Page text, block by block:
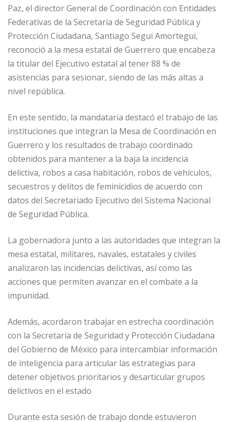
Paz, el director General de Coordinación con Entidades
Federativas de la Secretaría de Seguridad Pública y
Protección Ciudadana, Santiago Segui Amortegui,
reconoció a la mesa estatal de Guerrero que encabeza
la titular del Ejecutivo estatal al tener 88 % de
asistencias para sesionar, siendo de las más altas a
nivel república.
En este sentido, la mandataria destacó el trabajo de las
instituciones que integran la Mesa de Coordinación en
Guerrero y los resultados de trabajo coordinado
obtenidos para mantener a la baja la incidencia
delictiva, robos a casa habitación, robos de vehículos,
secuestros y delitos de feminicidios de acuerdo con
datos del Secretariado Ejecutivo del Sistema Nacional
de Seguridad Pública.
La gobernadora junto a las autoridades que integran la
mesa estatal, militares, navales, estatales y civiles
analizaron las incidencias delictivas, así como las
acciones que permiten avanzar en el combate a la
impunidad.
Además, acordaron trabajar en estrecha coordinación
con la Secretaría de Seguridad y Protección Ciudadana
del Gobierno de México para intercambiar información
de inteligencia para articular las estrategias para
detener objetivos prioritarios y desarticular grupos
delictivos en el estado
Durante esta sesión de trabajo donde estuvieron